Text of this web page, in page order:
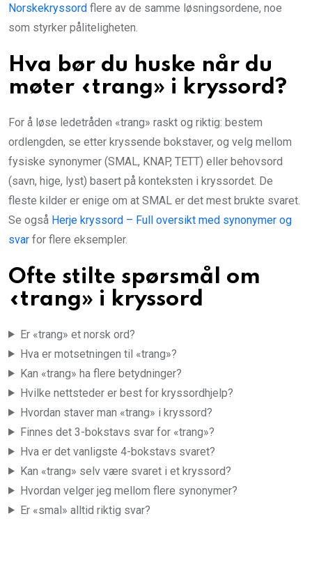
Norskekryssord flere av de samme løsningsordene, noe
som styrker påliteligheten.
Hva bør du huske når du
møter «trang» i kryssord?
For å løse ledetråden «trang» raskt og riktig: bestem
ordlengden, se etter kryssende bokstaver, og velg mellom
fysiske synonymer (SMAL, KNAP, TETT) eller behovsord
(savn, hige, lyst) basert på konteksten i kryssordet. De
fleste kilder er enige om at SMAL er det mest brukte svaret.
Se også Herje kryssord – Full oversikt med synonymer og
svar for flere eksempler.
Ofte stilte spørsmål om
«trang» i kryssord
Er «trang» et norsk ord?
Hva er motsetningen til «trang»?
Kan «trang» ha flere betydninger?
Hvilke nettsteder er best for kryssordhjelp?
Hvordan staver man «trang» i kryssord?
Finnes det 3-bokstavs svar for «trang»?
Hva er det vanligste 4-bokstavs svaret?
Kan «trang» selv være svaret i et kryssord?
Hvordan velger jeg mellom flere synonymer?
Er «smal» alltid riktig svar?